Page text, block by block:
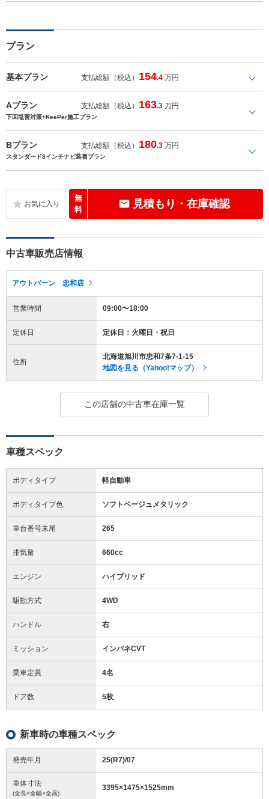
プラン
基本プラン 支払総額（税込） 154.4 万円
Aプラン 支払総額（税込） 163.3 万円
下回塩害対策+KeePer施工プラン
Bプラン 支払総額（税込） 180.3 万円
スタンダード8インチナビ装着プラン
無
料
見積もり・在庫確認
中古車販売店情報
アウトバーン 忠和店
営業時間 09:00〜18:00
定休日 定休日：火曜日・祝日
住所
北海道旭川市忠和7条7-1-15
地図を見る（Yahoo!マップ）
この店舗の中古車在庫一覧
車種スペック
ボディタイプ 軽自動車
ボディタイプ色 ソフトベージュメタリック
車台番号末尾 265
排気量 660cc
エンジン ハイブリッド
駆動方式 4WD
ハンドル 右
ミッション インパネCVT
乗車定員 4名
ドア数 5枚
新車時の車種スペック
発売年月 25(R7)/07
車体寸法
(全長×全幅×全高)
3395×1475×1525mm